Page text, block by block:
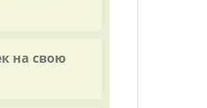
на свою